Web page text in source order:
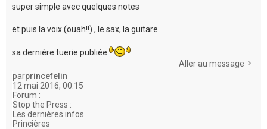
super simple avec quelques notes
et puis la voix (ouah!!) , le sax, la guitare
sa dernière tuerie publiée
Aller au message
parprincefelin
12 mai 2016, 00:15
Forum :
Stop the Press :
Les dernières infos
Princières